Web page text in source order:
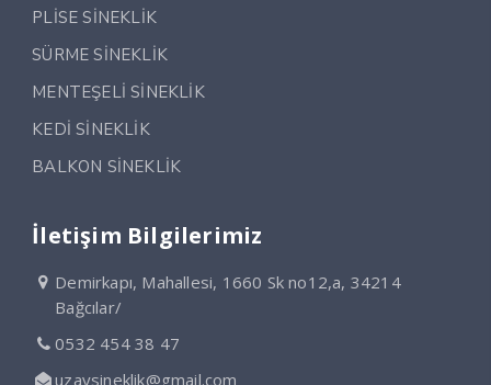
PLİSE SİNEKLİK
SÜRME SİNEKLİK
MENTEŞELİ SİNEKLİK
KEDİ SİNEKLİK
BALKON SİNEKLİK
İletişim Bilgilerimiz
Demirkapı, Mahallesi, 1660 Sk no12,a, 34214
Bağcılar/
0532 454 38 47
uzaysineklik@gmail.com